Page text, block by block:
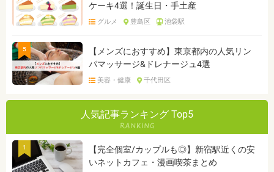
ケーキ4選！誕生日・手土産
グルメ 豊島区 池袋駅
5
【メンズにおすすめ】東京都内の人気リン
パマッサージ&ドレナージュ4選
美容・健康 千代田区
人気記事ランキング Top5
1
【完全個室/カップルも◎】新宿駅近くの安
いネットカフェ・漫画喫茶まとめ